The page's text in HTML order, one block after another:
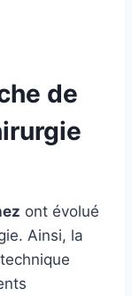
de
ont évolué
Ainsi, la